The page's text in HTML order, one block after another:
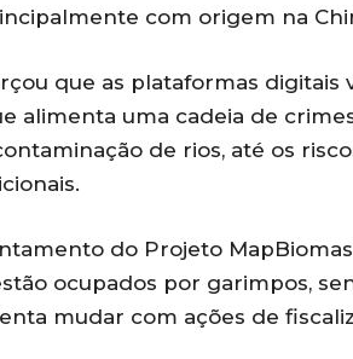
com origem na
que as plataformas digitais
alimenta uma cadeia de
de rios, até os
do Projeto
ocupados por garimpos,
mudar com ações de